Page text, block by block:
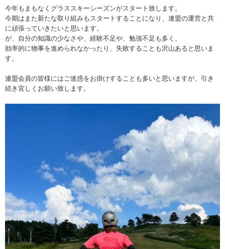
今年もまもなくグラススキーシーズンがスタート致します。
今期はまた新たな取り組みもスタートすることになり、連盟の運営と共
に頑張っていきたいと思います。
が、自分の知識の少なさや、経験不足や、勉強不足も多く、
効率的に物事を進められなかったり、失敗することも沢山あると思いま
す。
連盟会員の皆様にはご迷惑をお掛けすることも多いと思いますが、引き
続き宜しくお願い致します。